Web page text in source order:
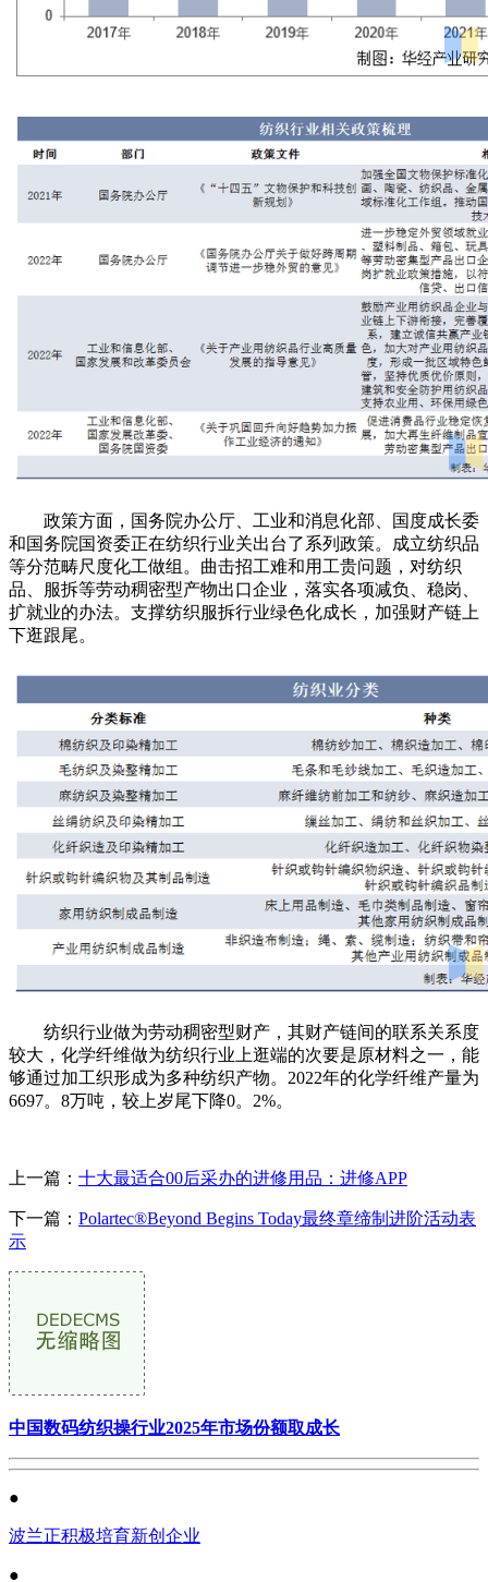
政策方面，国务院办公厅、工业和消息化部、国度成长委
和国务院国资委正在纺织行业关出台了系列政策。成立纺织品
等分范畴尺度化工做组。曲击招工难和用工贵问题，对纺织
品、服拆等劳动稠密型产物出口企业，落实各项减负、稳岗、
扩就业的办法。支撑纺织服拆行业绿色化成长，加强财产链上
下逛跟尾。
纺织行业做为劳动稠密型财产，其财产链间的联系关系度
较大，化学纤维做为纺织行业上逛端的次要是原材料之一，能
够通过加工织形成为多种纺织产物。2022年的化学纤维产量为
6697。8万吨，较上岁尾下降0。2%。
上一篇： 十大最适合00后采办的进修用品：进修APP
下一篇： Polartec®Beyond Begins Today最终章缔制进阶活动表
示
中国数码纺织操行业2025年市场份额取成长
●
波兰正积极培育新创企业
●